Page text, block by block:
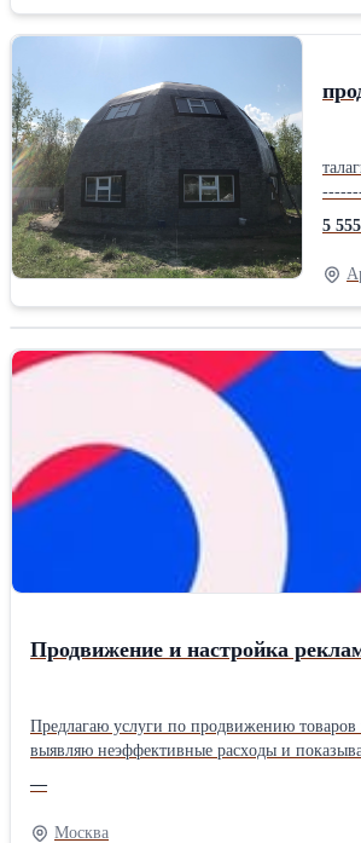
5
Продвижение и настройка
Предлагаю услуги по продвижению товаров и
выявляю нeэффeктивныe pacxoды и
—
Москва